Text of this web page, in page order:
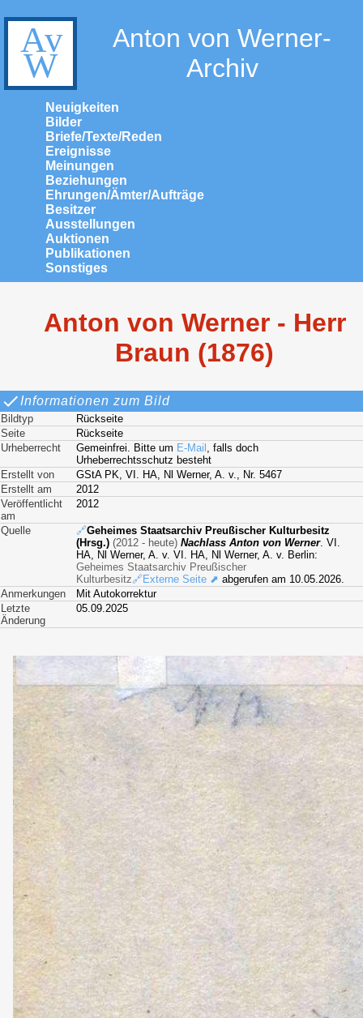
Anton von Werner-
Archiv
Neuigkeiten
Bilder
Briefe/Texte/Reden
Ereignisse
Meinungen
Beziehungen
Ehrungen/Ämter/Aufträge
Besitzer
Ausstellungen
Auktionen
Publikationen
Sonstiges
Anton von Werner - Herr
Braun (1876)
Informationen zum Bild
Bildtyp
Rückseite
Seite
Rückseite
Urheberrecht
Gemeinfrei. Bitte um E-Mail , falls doch
Urheberrechtsschutz besteht
Erstellt von
GStA PK, VI. HA, Nl Werner, A. v., Nr. 5467
Erstellt am
2012
Veröffentlicht
am
2012
Quelle 🔗Geheimes Staatsarchiv Preußischer Kulturbesitz
(Hrsg.) (2012 - heute) Nachlass Anton von Werner. VI.
HA, Nl Werner, A. v. VI. HA, Nl Werner, A. v. Berlin:
Geheimes Staatsarchiv Preußischer
Kulturbesitz🔗Externe Seite ⬈ abgerufen am 10.05.2026.
Anmerkungen
Mit Autokorrektur
Letzte
Änderung
05.09.2025